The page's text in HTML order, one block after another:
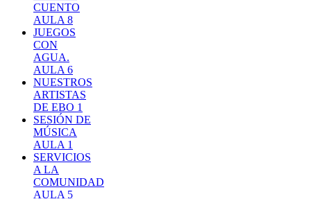
CUENTO
AULA 8
JUEGOS
CON
AGUA.
AULA 6
NUESTROS
ARTISTAS
DE EBO 1
SESIÓN DE
MÚSICA
AULA 1
SERVICIOS
A LA
COMUNIDAD
AULA 5